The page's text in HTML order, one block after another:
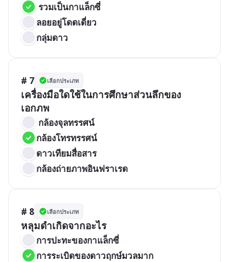
รวมเป็นกาแล็กซี่
ลอยอยู่โดดเดี่ยว
กลุ่มดาว
# 7 เลือกประเภท
เครื่องมือใดใช้ในการศึกษาส่วนลึกของ
เอกภพ
กล้องจุลทรรศน์
กล้องโทรทรรศน์
ดาวเทียมสื่อสาร
กล้องถ่ายภาพอินฟราเรด
# 8 เลือกประเภท
หลุมดำเกิดจากอะไร
การปะทะของกาแล็กซี่
การระเบิดของดาวฤกษ์มวลมาก